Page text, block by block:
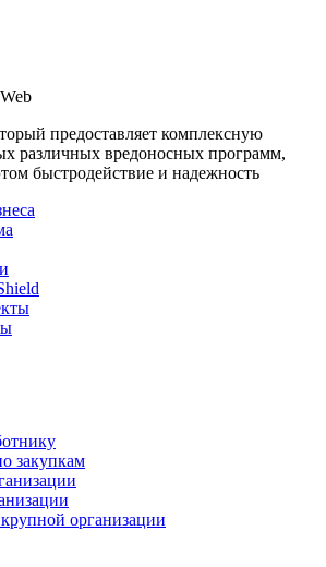
предоставляет комплексную
различных вредоносных программ,
быстродействие и надежность
закупкам
организации